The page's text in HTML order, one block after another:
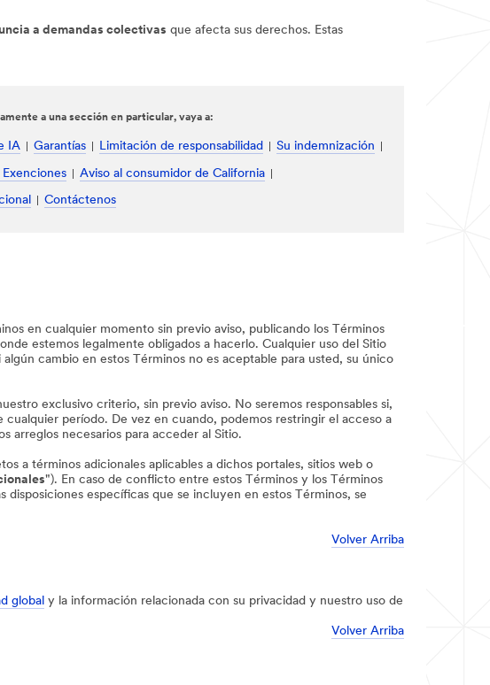
a demandas colectivas que afecta sus derechos. Estas
a una sección en particular, vaya a:
IA Garantías Limitación de responsabilidad Su indemnización
Aviso al consumidor de California
Contáctenos
en cualquier momento sin previo aviso, publicando los Términos
estemos legalmente obligados a hacerlo. Cualquier uso del Sitio
cambio en estos Términos no es aceptable para usted, su único
exclusivo criterio, sin previo aviso. No seremos responsables si,
período. De vez en cuando, podemos restringir el acceso a
arreglos necesarios para acceder al Sitio.
a términos adicionales aplicables a dichos portales, sitios web o
"). En caso de conflicto entre estos Términos y los Términos
disposiciones específicas que se incluyen en estos Términos, se
Volver Arriba
global y la información relacionada con su privacidad y nuestro uso de
Volver Arriba